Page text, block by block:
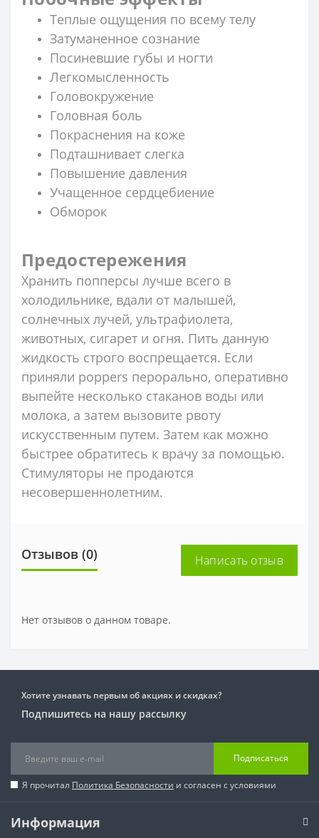
Теплые ощущения по всему телу
Затуманенное сознание
Посиневшие губы и ногти
Легкомысленность
Головокружение
Головная боль
Покраснения на коже
Подташнивает слегка
Повышение давления
Учащенное сердцебиение
Обморок
Предостережения
Хранить попперсы лучше всего в
холодильнике, вдали от малышей,
солнечных лучей, ультрафиолета,
животных, сигарет и огня. Пить данную
жидкость строго воспрещается. Если
приняли poppers перорально, оперативно
выпейте несколько стаканов воды или
молока, а затем вызовите рвоту
искусственным путем. Затем как можно
быстрее обратитесь к врачу за помощью.
Стимуляторы не продаются
несовершеннолетним.
Отзывов (0) Написать отзыв
Нет отзывов о данном товаре.
Хотите узнавать первым об акциях и скидках?
Подпишитесь на нашу рассылку
Подписаться
Я прочитал Политика Безопасности и согласен с условиями
Информация